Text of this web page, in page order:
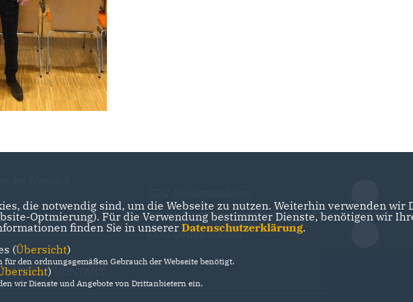
Friesland
CDU Deutschlands
die notwendig sind, um die Webseite zu nutzen. Weiterhin verwenden
Optmierung). Für die Verwendung bestimmter Dienste, benötigen wir
finden Sie in unserer Datenschutzerklärung.
(Übersicht)
den ordnungsgemäßen Gebrauch der Webseite benötigt.
)
wir Dienste und Angebote von Drittanbietern ein.